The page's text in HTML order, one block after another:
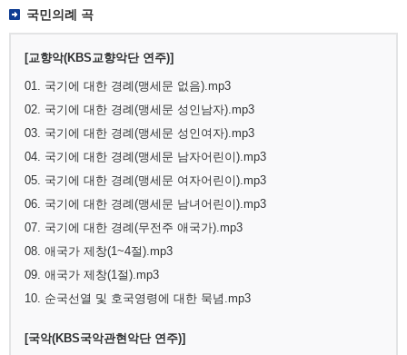
국민의례 곡
[교향악(KBS교향악단 연주)]
01. 국기에 대한 경례(맹세문 없음).mp3
02. 국기에 대한 경례(맹세문 성인남자).mp3
03. 국기에 대한 경례(맹세문 성인여자).mp3
04. 국기에 대한 경례(맹세문 남자어린이).mp3
05. 국기에 대한 경례(맹세문 여자어린이).mp3
06. 국기에 대한 경례(맹세문 남녀어린이).mp3
07. 국기에 대한 경례(무전주 애국가).mp3
08. 애국가 제창(1~4절).mp3
09. 애국가 제창(1절).mp3
10. 순국선열 및 호국영령에 대한 묵념.mp3
[국악(KBS국악관현악단 연주)]